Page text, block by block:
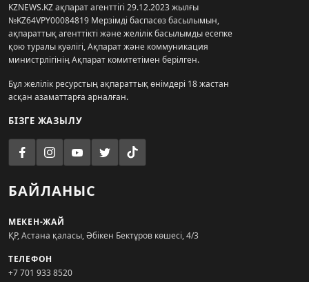
KZNEWS.KZ ақпарат агенттігі 29.12.2023 жылғы
№KZ64VPY00084819 Мерзімді баспасөз басылымын,
ақпараттық агенттікті және желілік басылымды есепке
қою туралы куәлігі, Ақпарат және коммуникация
министрлігінің Ақпарат комитетімен берілген.
Бұл желілік ресурстың ақпараттық өнімдері 18 жастан
асқан азаматтарға арналған.
БІЗГЕ ЖАЗЫЛУ
БАЙЛАНЫС
МЕКЕН-ЖАЙ
ҚР, Астана қаласы, Әбікен Бектұров көшесі, 4/3
ТЕЛЕФОН
+7 701 933 8520